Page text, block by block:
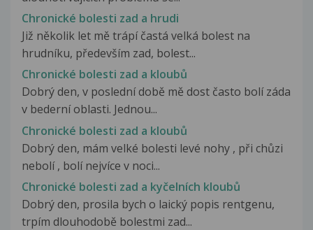
Chronické bolesti zad a hrudi
Již několik let mě trápí častá velká bolest na
hrudníku, především zad, bolest...
Chronické bolesti zad a kloubů
Dobrý den, v poslední době mě dost často bolí záda
v bederní oblasti. Jednou...
Chronické bolesti zad a kloubů
Dobrý den, mám velké bolesti levé nohy , při chůzi
nebolí , bolí nejvíce v noci...
Chronické bolesti zad a kyčelních kloubů
Dobrý den, prosila bych o laický popis rentgenu,
trpím dlouhodobě bolestmi zad...